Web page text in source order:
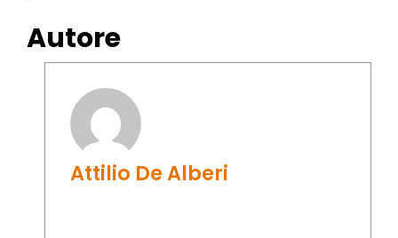
Autore
Attilio De Alberi